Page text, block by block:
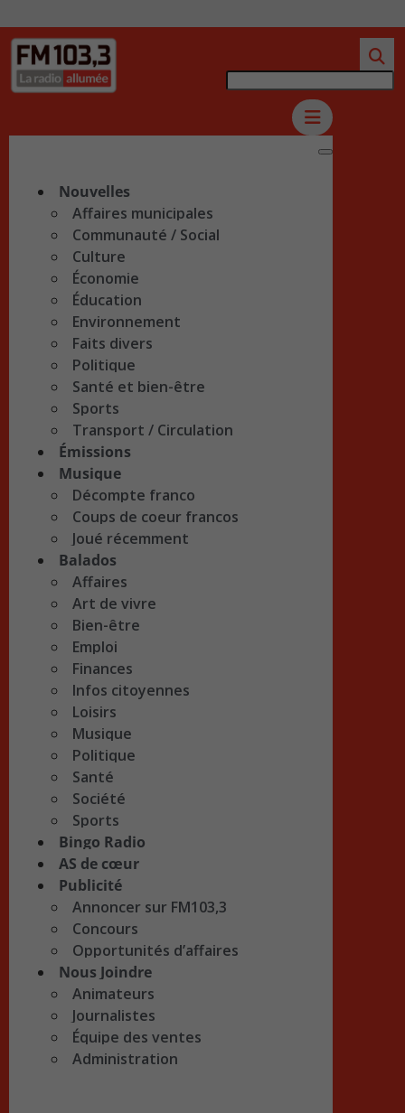
Nouvelles
Affaires municipales
Communauté / Social
Culture
Économie
Éducation
Environnement
Faits divers
Politique
Santé et bien-être
Sports
Transport / Circulation
Émissions
Musique
Décompte franco
Coups de coeur francos
Joué récemment
Balados
Affaires
Art de vivre
Bien-être
Emploi
Finances
Infos citoyennes
Loisirs
Musique
Politique
Santé
Société
Sports
Bingo Radio
AS de cœur
Publicité
Annoncer sur FM103,3
Concours
Opportunités d’affaires
Nous Joindre
Animateurs
Journalistes
Équipe des ventes
Administration